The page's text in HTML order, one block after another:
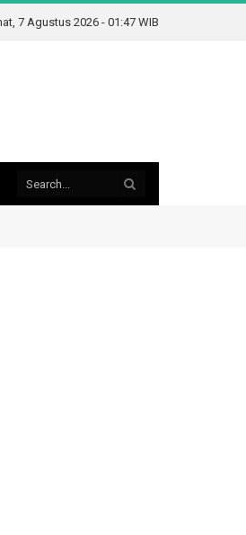
7 Agustus 2026 - 01:47 WIB